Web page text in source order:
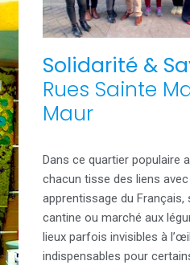
Solidarité &
Rues Sainte
Maur
Dans ce quartier populaire
chacun tisse des liens
apprentissage du Français,
cantine ou marché aux
lieux parfois invisibles à
indispensables pour